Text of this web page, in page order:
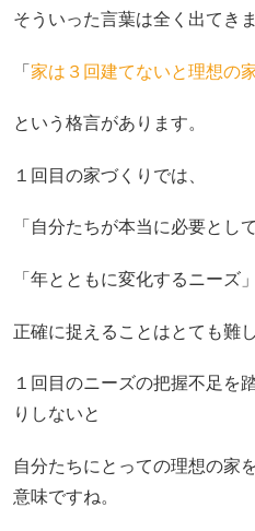
そういった言葉は全く出てき
「 家は３回建てないと理想の
という格言があります。
１回目の家づくりでは、
「自分たちが本当に必要とし
「年とともに変化するニーズ
正確に捉えることはとても難し
１回目のニーズの把握不足を
りしないと
自分たちにとっての理想の家
意味ですね。